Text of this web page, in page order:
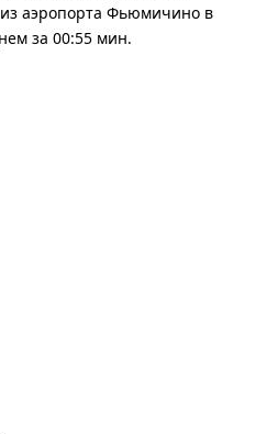
аэропорта Фьюмичино в
за 00:55 мин.